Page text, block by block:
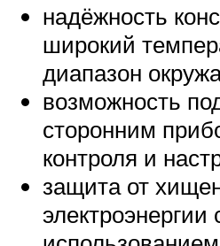
надёжность
широкий
диапазон
возможность
сторонним
контроля и
защита от
электроэнергии